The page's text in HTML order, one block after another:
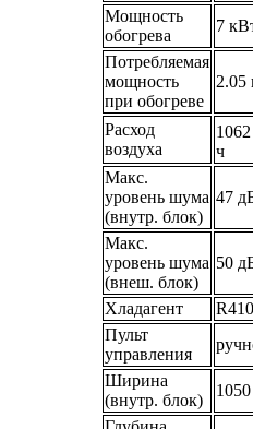
Мощность
обогрева
7
Потребляемая
мощность
при обогреве
2.05
Расход
воздуха
ч
Макс.
уровень шума
(внутр. блок)
47
Макс.
уровень шума
(внеш. блок)
50
Хладагент
Пульт
управления
Ширина
(внутр. блок)